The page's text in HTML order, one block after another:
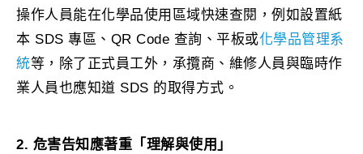
操作人員能在化學品使用區域快速查閱，例如設置紙
本 SDS 專區、QR Code 查詢、平板或化學品管理系
統等，除了正式員工外，承攬商、維修人員與臨時作
業人員也應知道 SDS 的取得方式。
2. 危害告知應著重「理解與使用」